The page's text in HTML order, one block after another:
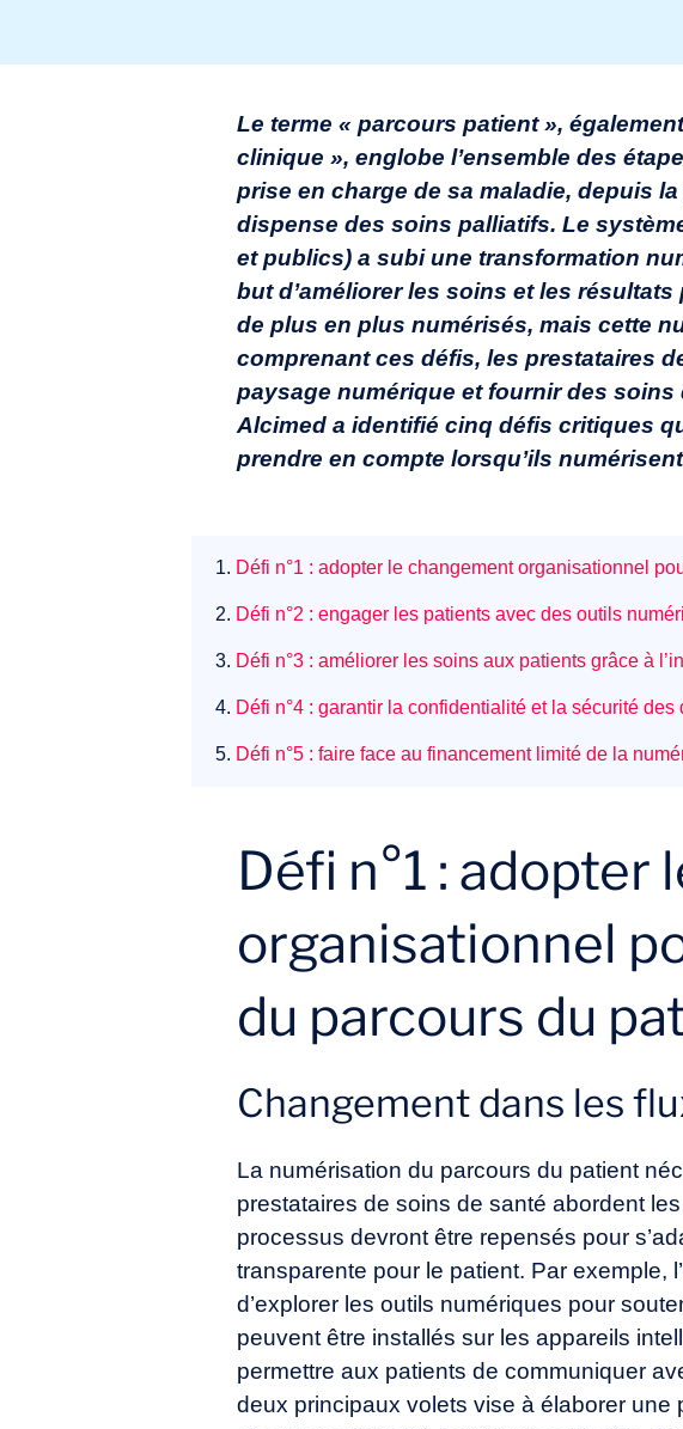
Le terme « parcours patient »,
clinique », englobe l’ensemble des
prise en charge de sa maladie, depuis
dispense des soins palliatifs. Le
et publics) a subi une transformation
but d’améliorer les soins et les
de plus en plus numérisés, mais cette
comprenant ces défis, les prestataires
paysage numérique et fournir des
Alcimed a identifié cinq défis critiques
prendre en compte lorsqu’ils
1. Défi n°1 : adopter le changement organisationnel
2. Défi n°2 : engager les patients avec des outils
3. Défi n°3 : améliorer les soins aux patients grâce à
4. Défi n°4 : garantir la confidentialité et la sécurité des
5. Défi n°5 : faire face au financement limité de la
Défi n°1 :
organisationnel
du parcours du
Changement dans les
La numérisation du parcours du patient
prestataires de soins de santé abordent
processus devront être repensés pour
transparente pour le patient. Par exemple,
d’explorer les outils numériques pour
peuvent être installés sur les appareils
permettre aux patients de communiquer
deux principaux volets vise à élaborer